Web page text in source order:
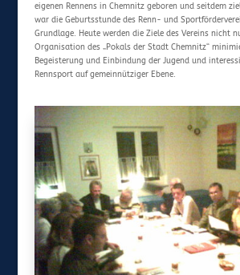
eigenen Rennens in Chemnitz geboren und seitdem
war die Geburtsstunde des Renn- und
Grundlage. Heute werden die Ziele des Vereins nicht
Organisation des „Pokals der Stadt Chemnitz“
Begeisterung und Einbindung der Jugend und
Rennsport auf gemeinnütziger Ebene.